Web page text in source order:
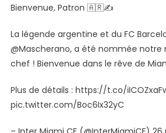
Bienvenue, Patron 🇦🇷✍️
La légende argentine et du FC
@Mascherano, a été nommée
chef ! Bienvenue dans le rêve de
Plus de détails : https://t.co/
pic.twitter.com/Boc6Ix32yC